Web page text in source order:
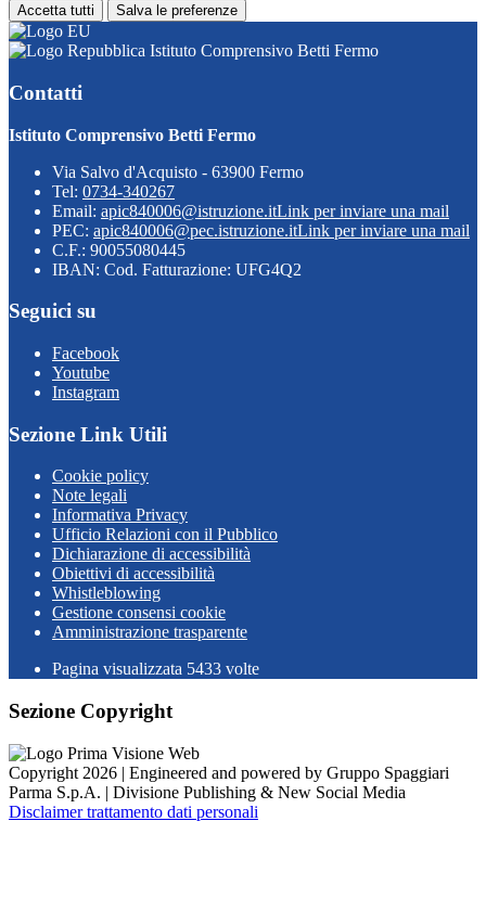
Accetta tutti Salva le preferenze
Istituto Comprensivo Betti Fermo
Contatti
Istituto Comprensivo Betti Fermo
Via Salvo d'Acquisto - 63900 Fermo
Tel: 0734-340267
Email: apic840006@istruzione.itLink per inviare una mail
PEC: apic840006@pec.istruzione.itLink per inviare una mail
C.F.: 90055080445
IBAN: Cod. Fatturazione: UFG4Q2
Seguici su
Facebook
Youtube
Instagram
Sezione Link Utili
Cookie policy
Note legali
Informativa Privacy
Ufficio Relazioni con il Pubblico
Dichiarazione di accessibilità
Obiettivi di accessibilità
Whistleblowing
Gestione consensi cookie
Amministrazione trasparente
Pagina visualizzata 5433 volte
Sezione Copyright
Copyright 2026 | Engineered and powered by Gruppo Spaggiari
Parma S.p.A. | Divisione Publishing & New Social Media
Disclaimer trattamento dati personali